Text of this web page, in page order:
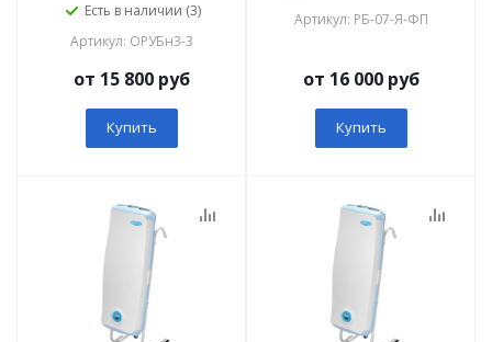
Есть в наличии (3)
Артикул: ОРУБн3-3
от 15 800 руб
Купить
Артикул: РБ-07-Я-ФП
от 16 000 руб
Купить